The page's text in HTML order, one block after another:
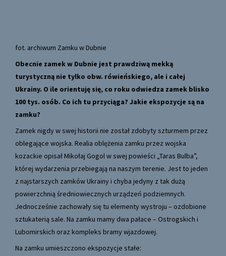
fot. archiwum Zamku w Dubnie
Obecnie zamek w Dubnie jest prawdziwą mekką
turystyczną nie tylko obw. rówieńskiego, ale i całej
Ukrainy. O ile orientuję się, co roku odwiedza zamek blisko
100 tys. osób. Co ich tu przyciąga? Jakie ekspozycje są na
zamku?
Zamek nigdy w swej historii nie został zdobyty szturmem przez
oblegające wojska. Realia oblężenia zamku przez wojska
kozackie opisał Mikołaj Gogol w swej powieści „Taras Bulba”,
której wydarzenia przebiegają na naszym terenie. Jest to jeden
z najstarszych zamków Ukrainy i chyba jedyny z tak dużą
powierzchnią średniowiecznych urządzeń podziemnych.
Jednocześnie zachowały się tu elementy wystroju – ozdobione
sztukaterią sale. Na zamku mamy dwa pałace – Ostrogskich i
Lubomirskich oraz kompleks bramy wjazdowej.
Na zamku umieszczono ekspozycje stałe: